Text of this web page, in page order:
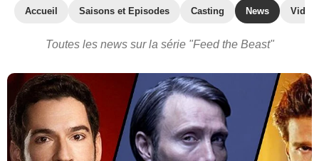
Accueil Saisons et Episodes Casting News
Toutes les news sur la série "Feed the Beast"